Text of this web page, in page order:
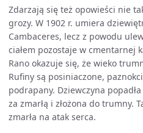
Zdarzają się też opowieści nie
grozy. W 1902 r. umiera
Cambaceres, lecz z powodu
ciałem pozostaje w cmentarnej
Rano okazuje się, że wieko
Rufiny są posiniaczone,
podrapany. Dziewczyna
za zmarłą i złożona do trumny.
zmarła na atak serca.